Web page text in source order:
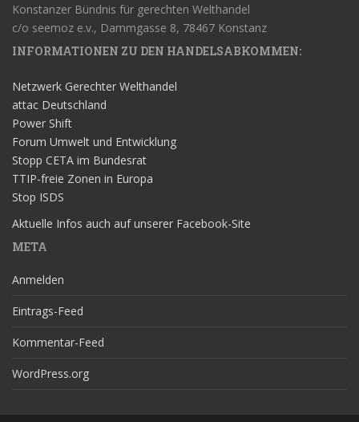
Konstanzer Bündnis für gerechten Welthandel
c/o seemoz e.v., Dammgasse 8, 78467 Konstanz
INFORMATIONEN ZU DEN HANDELSABKOMMEN:
Netzwerk Gerechter Welthandel
attac Deutschland
Power Shift
Forum Umwelt und Entwicklung
Stopp CETA im Bundesrat
TTIP-freie Zonen in Europa
Stop ISDS
Aktuelle Infos auch auf unserer Facebook-Site
META
Anmelden
Eintrags-Feed
Kommentar-Feed
WordPress.org